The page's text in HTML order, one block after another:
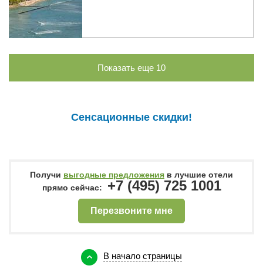
Показать еще 10
Сенсационные скидки!
Получи выгодные предложения в лучшие отели
прямо сейчас:
+7 (495) 725 1001
Перезвоните мне
В начало страницы